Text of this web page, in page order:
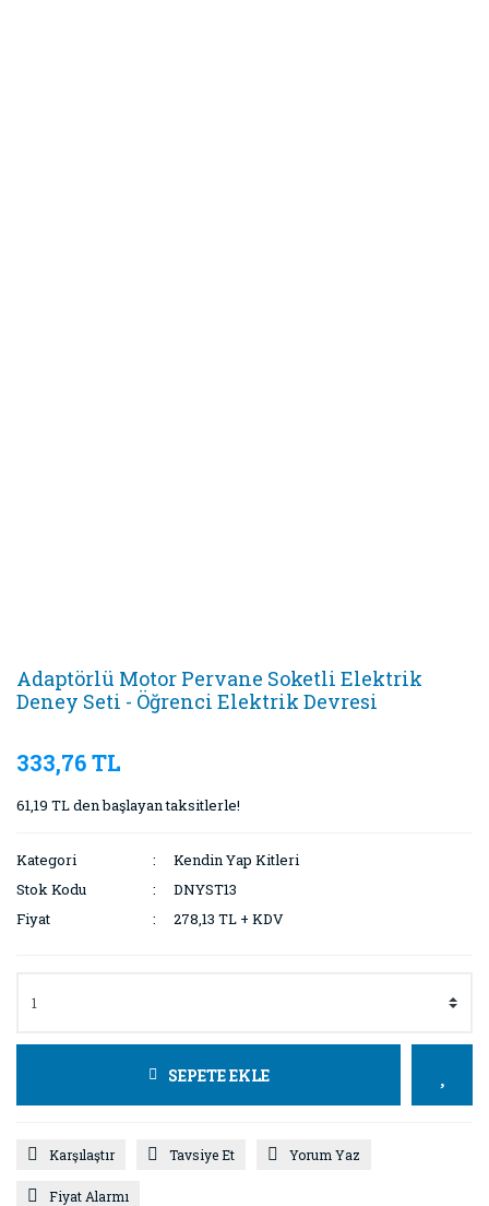
Adaptörlü Motor Pervane Soketli Elektrik
Deney Seti - Öğrenci Elektrik Devresi
333,76 TL
61,19 TL den başlayan taksitlerle!
Kategori
Kendin Yap Kitleri
Stok Kodu
DNYST13
Fiyat
278,13 TL + KDV
SEPETE EKLE
Karşılaştır Tavsiye Et Yorum Yaz
Fiyat Alarmı